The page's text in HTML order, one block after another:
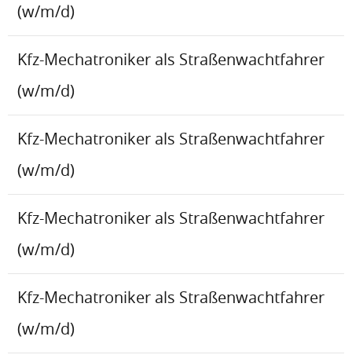
(w/m/d)
Kfz-Mechatroniker als Straßenwachtfahrer
(w/m/d)
Kfz-Mechatroniker als Straßenwachtfahrer
(w/m/d)
Kfz-Mechatroniker als Straßenwachtfahrer
(w/m/d)
Kfz-Mechatroniker als Straßenwachtfahrer
(w/m/d)